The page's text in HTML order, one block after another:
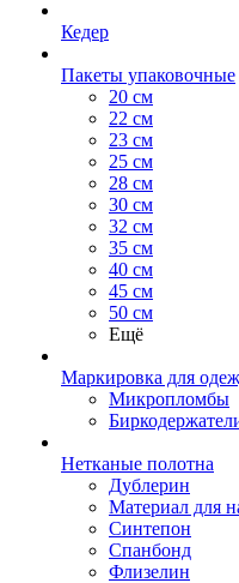
Кедер
Пакеты упаковочные
20 см
22 см
23 см
25 см
28 см
30 см
32 см
35 см
40 см
45 см
50 см
Ещё
Маркировка для
Микропломбы
Нетканые полотна
Дублерин
Материал для
Синтепон
Спанбонд
Флизелин